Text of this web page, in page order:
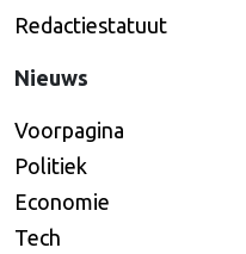
Redactiestatuut
Nieuws
Voorpagina
Politiek
Economie
Tech